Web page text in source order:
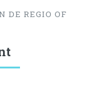
DE REGIO OF